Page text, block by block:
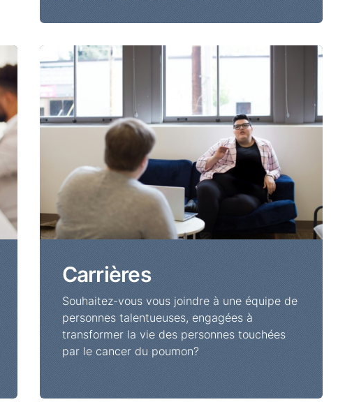
Carrières
Carrières
Souhaitez-vous vous joindre à une équipe de
personnes talentueuses, engagées à
transformer la vie des personnes touchées
par le cancer du poumon?